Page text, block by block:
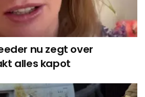
nu zegt over
alles kapot